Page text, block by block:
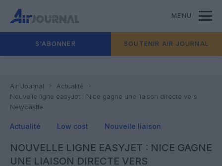
MENU
S'ABONNER SOUTENIR AIR JOURNAL
Air Journal
Actualité
Nouvelle ligne easyJet : Nice gagne une liaison directe vers
Newcastle
Actualité Low cost Nouvelle liaison
NOUVELLE LIGNE EASYJET : NICE GAGNE
UNE LIAISON DIRECTE VERS